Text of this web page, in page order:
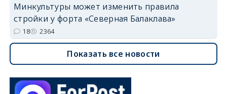
Минкультуры может изменить правила
стройки у форта «Северная Балаклава»
18 2364
Показать все новости